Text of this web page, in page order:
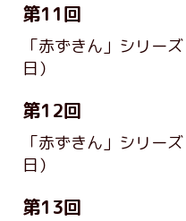
第11回
「赤ずきん」シリー
日）
第12回
「赤ずきん」シリー
日）
第13回